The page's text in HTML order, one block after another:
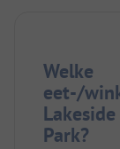
Welke
eet-/
Park?